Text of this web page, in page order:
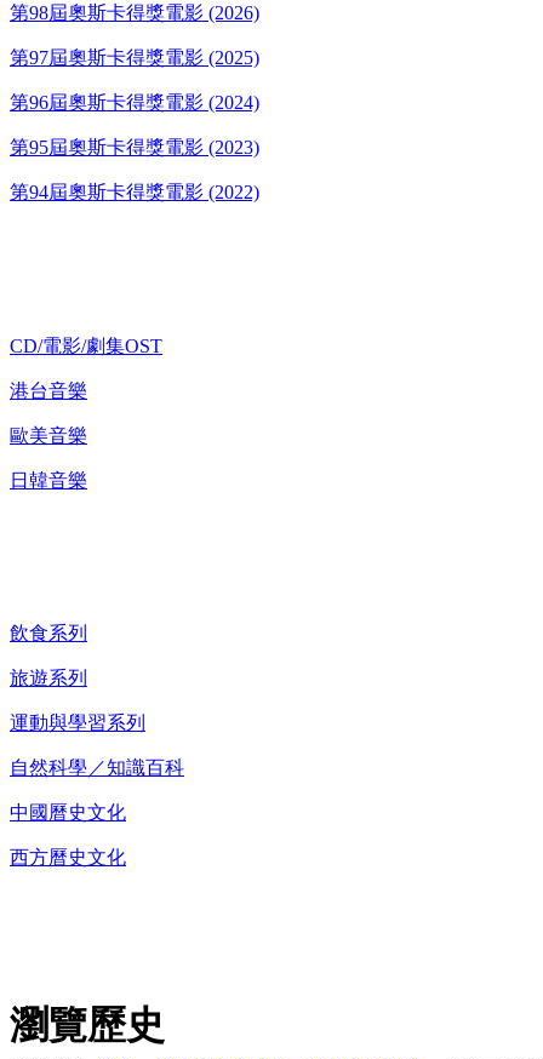
第98屆奧斯卡得獎電影 (2026)
第97屆奧斯卡得獎電影 (2025)
第96屆奧斯卡得獎電影 (2024)
第95屆奧斯卡得獎電影 (2023)
第94屆奧斯卡得獎電影 (2022)
CD/電影/劇集OST
港台音樂
歐美音樂
日韓音樂
飲食系列
旅遊系列
運動與學習系列
自然科學／知識百科
中國曆史文化
西方曆史文化
瀏覽歷史